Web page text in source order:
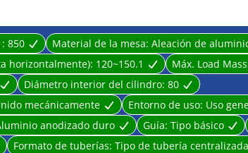
850 Material de la mesa: Aleación de
horizontalmente): 120~150.1 Máx. Load
Diámetro interior del cilindro: 80
mecánicamente Entorno de uso: Uso
anodizado duro Guía: Tipo básico
Formato de tuberías: Tipo de tubería centralizada